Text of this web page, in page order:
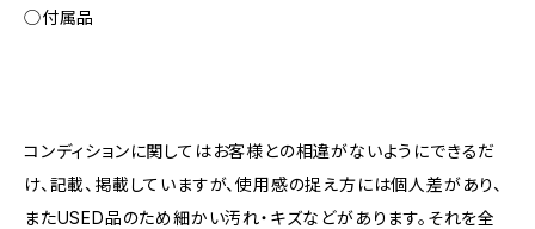
◯付属品
コンディションに関してはお客様との相違がないようにできるだ
け、記載、掲載していますが、使用感の捉え方には個人差があり、
またUSED品のため細かい汚れ・キズなどがあります。それを全